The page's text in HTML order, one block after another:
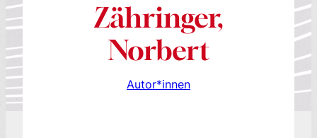
Zähringer,
Norbert
Autor*innen